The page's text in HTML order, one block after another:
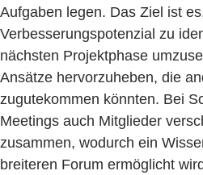
Aufgaben legen. Das Ziel ist
Verbesserungspotenzial zu
nächsten Projektphase
Ansätze hervorzuheben, die
zugutekommen könnten. Bei
Meetings auch Mitglieder
zusammen, wodurch ein
breiteren Forum ermöglicht